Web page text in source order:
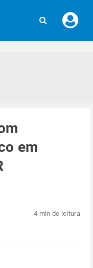
seu
em
4 min de leitura